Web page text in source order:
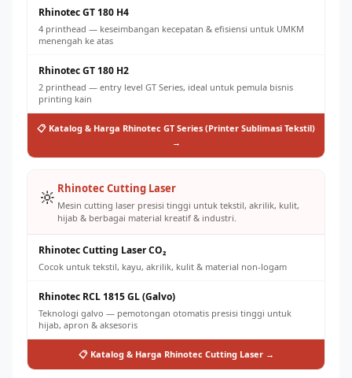
Rhinotec GT 180 H4
4 printhead — keseimbangan kecepatan & efisiensi untuk UMKM
menengah ke atas
Rhinotec GT 180 H2
2 printhead — entry level GT Series, ideal untuk pemula bisnis
printing kain
📋 Katalog & Harga Rhinotec GT Series (Printer Sublimasi Tekstil)
→
🔆 Rhinotec Cutting Laser
Mesin cutting laser presisi tinggi untuk tekstil, akrilik, kulit,
hijab & berbagai material kreatif & industri.
Rhinotec Cutting Laser CO₂
Cocok untuk tekstil, kayu, akrilik, kulit & material non-logam
Rhinotec RCL 1815 GL (Galvo)
Teknologi galvo — pemotongan otomatis presisi tinggi untuk
hijab, apron & aksesoris
📋 Katalog & Harga Rhinotec Cutting Laser →